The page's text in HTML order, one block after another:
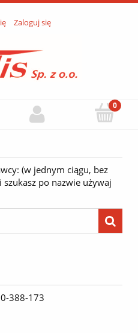
Zaloguj się
(w jednym ciągu, bez
po nazwie używaj
388-173